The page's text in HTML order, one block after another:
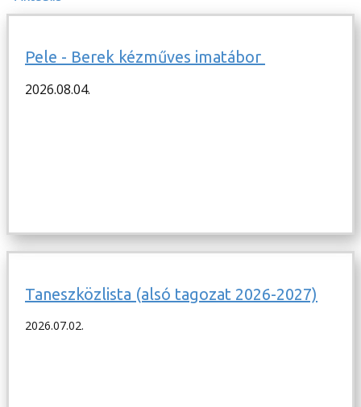
Pele - Berek kézműves imatábor
2026.08.04.
Taneszközlista (alsó tagozat 2026-2027)
2026.07.02.